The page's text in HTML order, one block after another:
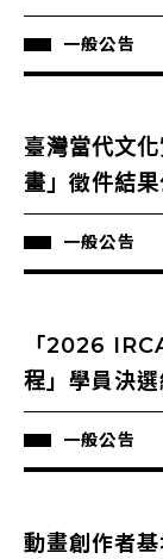
一般公告
臺灣當代文
畫」徵件結
一般公告
「2026
程」學員決
一般公告
動畫創作者